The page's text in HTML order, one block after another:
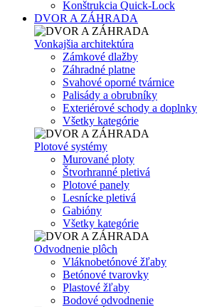
Konštrukcia Quick-Lock
DVOR A ZÁHRADA
Vonkajšia architektúra
Zámkové dlažby
Záhradné platne
Svahové oporné tvárnice
Palisády a obrubníky
Exteriérové schody a doplnky
Všetky kategórie
Plotové systémy
Murované ploty
Štvorhranné pletivá
Plotové panely
Lesnícke pletivá
Gabióny
Všetky kategórie
Odvodnenie plôch
Vláknobetónové žľaby
Betónové tvarovky
Plastové žľaby
Bodové odvodnenie